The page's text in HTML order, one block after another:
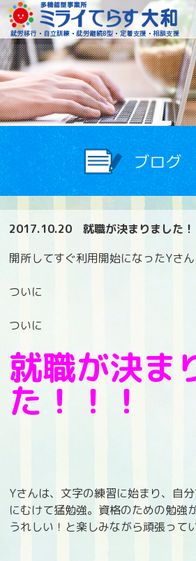
2017.10.20
就職が決まりました
開所してすぐ利用開始になったYさ
ついに
ついに
就職が決ま
た！！！
Yさんは、文字の練習に始まり、自
にむけて猛勉強。資格のための勉強
うれしい！と楽しみながら頑張って